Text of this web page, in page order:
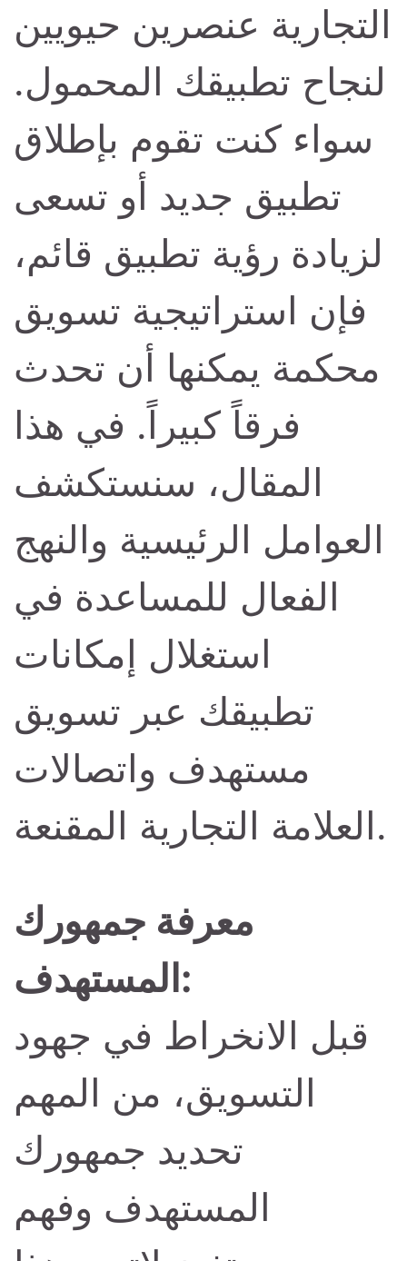
التجارية عنصرين حيويين
لنجاح تطبيقك المحمول.
سواء كنت تقوم بإطلاق
تطبيق جديد أو تسعى
لزيادة رؤية تطبيق قائم،
فإن استراتيجية تسويق
محكمة يمكنها أن تحدث
فرقاً كبيراً. في هذا
المقال، سنستكشف
العوامل الرئيسية والنهج
الفعال للمساعدة في
استغلال إمكانات
تطبيقك عبر تسويق
مستهدف واتصالات
العلامة التجارية المقنعة.
معرفة جمهورك
المستهدف:
قبل الانخراط في جهود
التسويق، من المهم
تحديد جمهورك
المستهدف وفهم